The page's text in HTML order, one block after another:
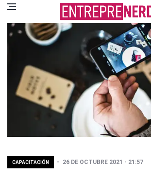
CAPACITACIÓN 26 DE OCTUBRE 2021 - 21:57